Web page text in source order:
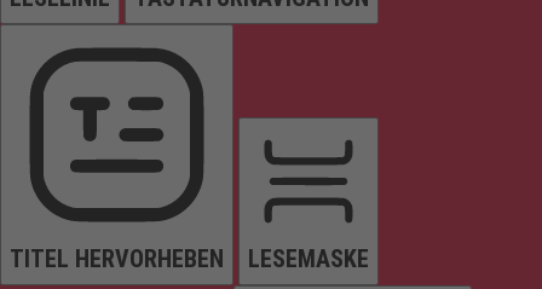
TITEL HERVORHEBEN LESEMASKE